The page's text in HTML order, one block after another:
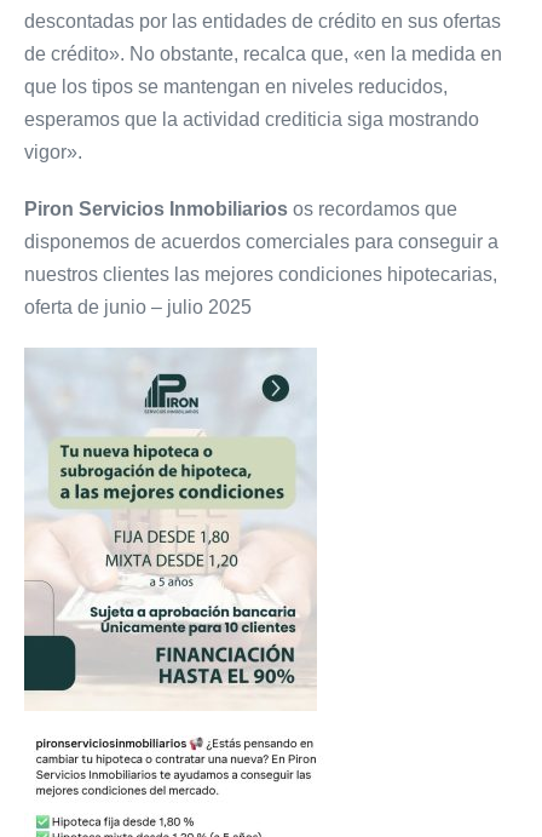
descontadas por las entidades de crédito en sus ofertas
de crédito». No obstante, recalca que, «en la medida en
que los tipos se mantengan en niveles reducidos,
esperamos que la actividad crediticia siga mostrando
vigor».
Piron Servicios Inmobiliarios os recordamos que
disponemos de acuerdos comerciales para conseguir a
nuestros clientes las mejores condiciones hipotecarias,
oferta de junio – julio 2025